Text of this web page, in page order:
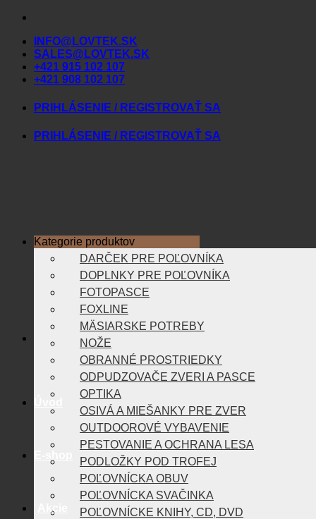
Skip
contentINFO@LOVTEK.SK
SALES@LOVTEK.SK
+421 915 102 107
+421 908 102 107
PRIHLÁSENIE / REGISTROVAŤ SA
PRIHLÁSENIE / REGISTROVAŤ SA
Akcie
Kategorie produktov
DARČEK PRE POĽOVNÍKA
DOPLNKY PRE POĽOVNÍKA
FOTOPASCE
FOXLINE
MÄSIARSKE POTREBY
NOŽE
OBRANNÉ PROSTRIEDKY
ODPUDZOVAČE ZVERI A PASCE
OPTIKA
OSIVÁ A MIEŠANKY PRE ZVER
OUTDOOROVÉ VYBAVENIE
PESTOVANIE A OCHRANA LESA
PODLOŽKY POD TROFEJ
POĽOVNÍCKA OBUV
POĽOVNÍCKA SVAČINKA
POĽOVNÍCKE KNIHY, CD, DVD